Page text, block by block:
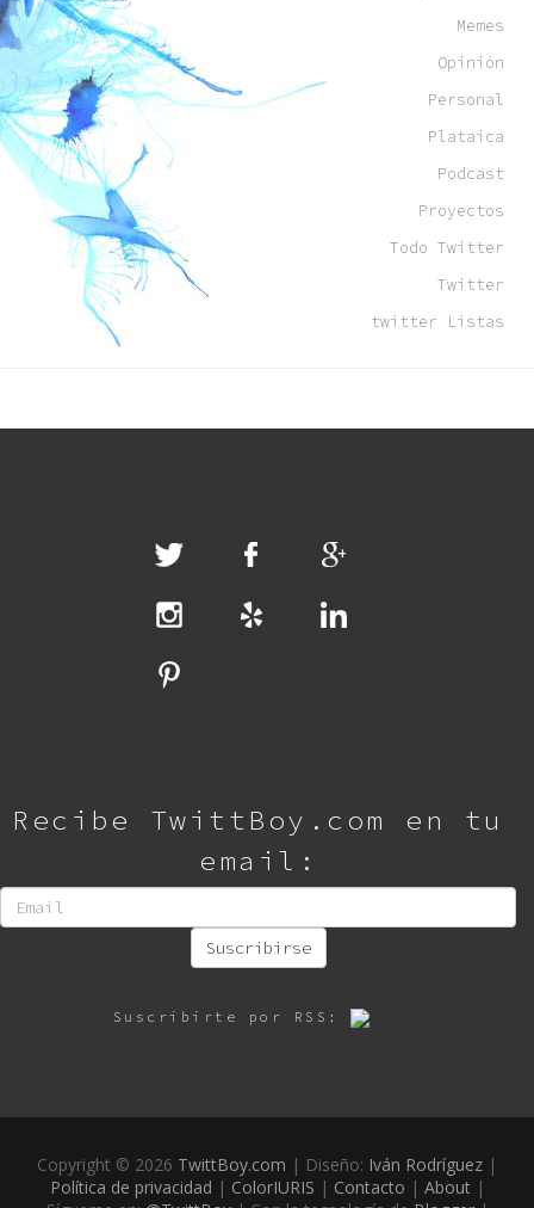
Memes
Opinión
Personal
Plataica
Podcast
Proyectos
Todo Twitter
Twitter
twitter Listas
Recibe TwittBoy.com en tu
email:
Suscribirse
Suscribirte por RSS:
Copyright © 2026 TwittBoy.com | Diseño: Iván Rodríguez |
Política de privacidad | ColorIURIS | Contacto | About|